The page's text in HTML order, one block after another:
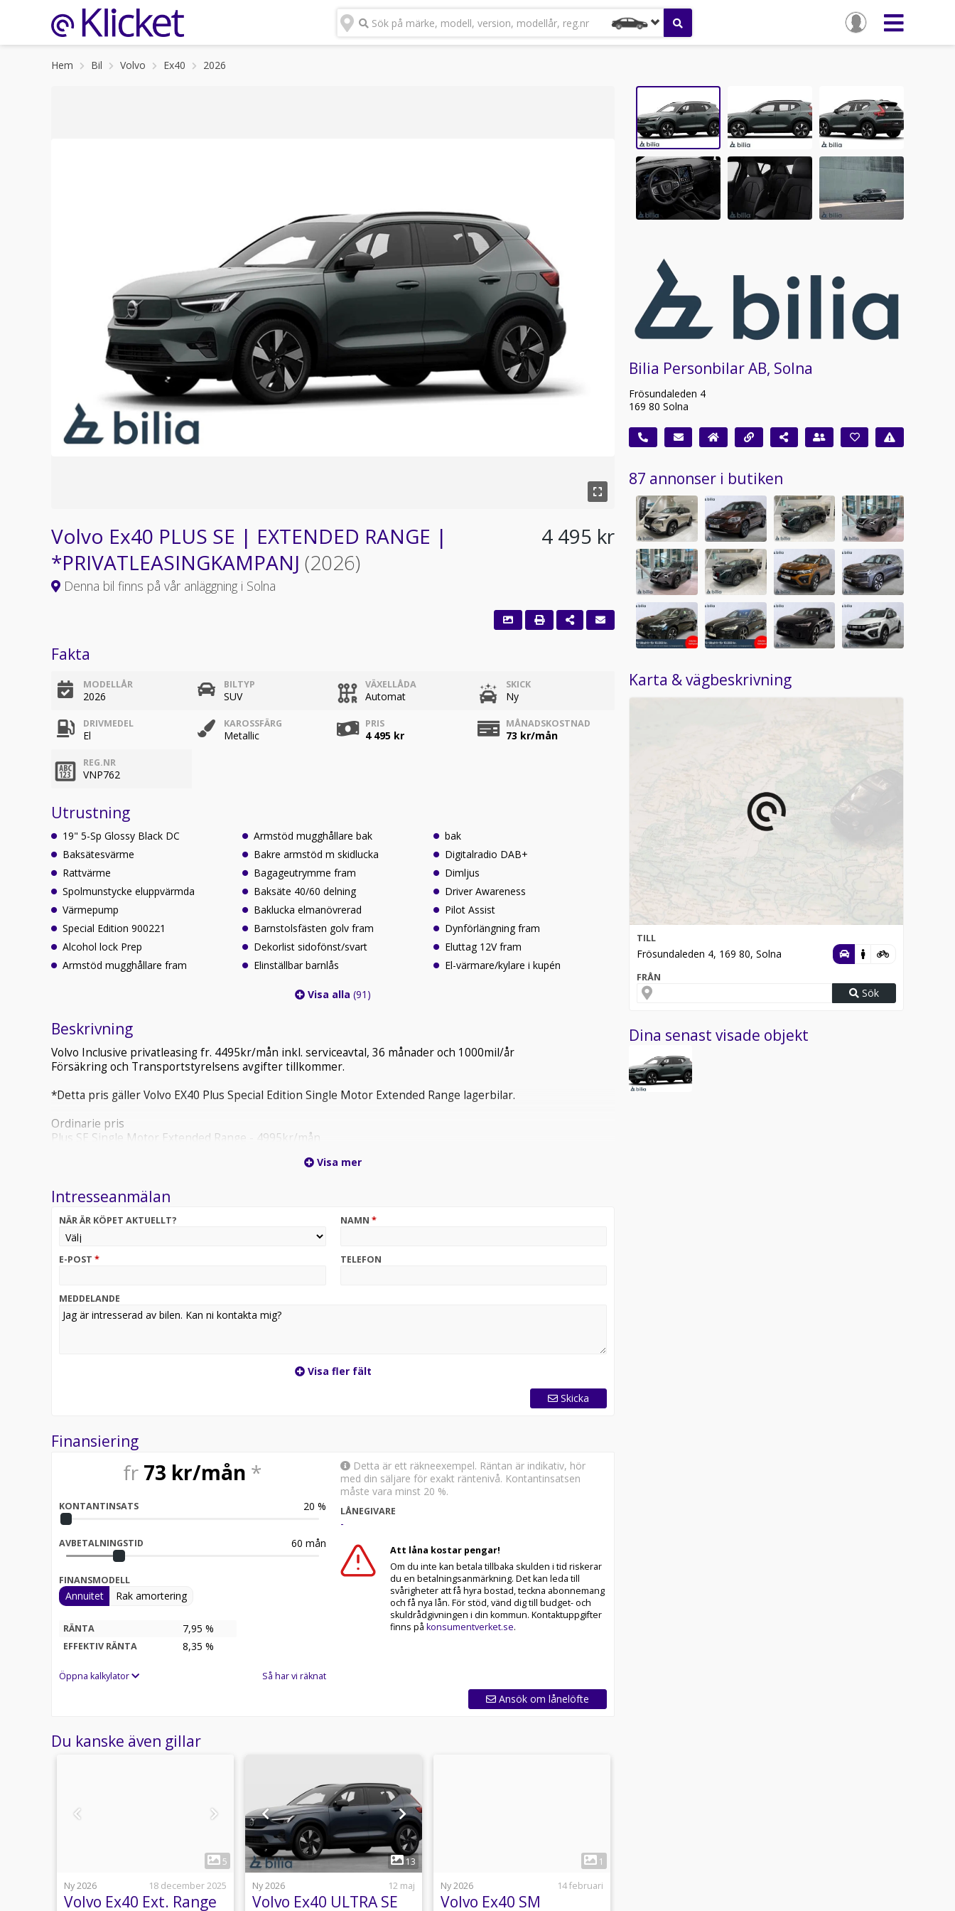
Sök på märke, modell, version, modellår, reg.nr
Hem Bil Volvo Ex40 2026
Volvo Ex40 PLUS SE | EXTENDED RANGE |
*PRIVATLEASINGKAMPANJ (2026)
Denna bil finns på vår anläggning i Solna
4 495 kr
Fakta
MODELLÅR
2026
BILTYP
SUV
VÄXELLÅDA
Automat
SKICK
Ny
DRIVMEDEL
El
KAROSSFÄRG
Metallic
PRIS
4 495 kr
MÅNADSKOSTNAD
73 kr/mån
REG.NR
VNP762
Utrustning
19" 5-Sp Glossy Black DC
Baksätesvärme
Rattvärme
Spolmunstycke eluppvärmda
Värmepump
Special Edition 900221
Alcohol lock Prep
Armstöd mugghållare fram
Armstöd mugghållare bak
Bakre armstöd m skidlucka
Bagageutrymme fram
Baksäte 40/60 delning
Baklucka elmanövrerad
Barnstolsfästen golv fram
Dekorlist sidofönst/svart
Elinställbar barnlås
bak
Digitalradio DAB+
Dimljus
Driver Awareness
Pilot Assist
Dynförlängning fram
Eluttag 12V fram
El-värmare/kylare i kupén
Visa alla(91)
Beskrivning
Volvo Inclusive privatleasing fr. 4495kr/mån inkl. serviceavtal, 36 månader och 1000mil/år
Försäkring och Transportstyrelsens avgifter tillkommer.
*Detta pris gäller Volvo EX40 Plus Special Edition Single Motor Extended Range lagerbilar.
Ordinarie pris
Plus SE Single Motor Extended Range - 4995kr/mån
Teknikpaket - 300kr/mån
Vinterhjul - 800kr/mån
1500 mil/år - 300kr/mån
Valfri färg för modellen ingår.
*OBS - Reservation för slutförsäljning.
Visa mer
Intresseanmälan
NÄR ÄR KÖPET AKTUELLT? NAMN *
E-POST * TELEFON
MEDDELANDE
Visa fler fält
Skicka
Finansiering
fr 73 kr/mån *
KONTANTINSATS 20 %
AVBETALNINGSTID 60 mån
FINANSMODELL
Annuitet Rak amortering
RÄNTA 7,95 %
EFFEKTIV RÄNTA 8,35 %
Öppna kalkylator Så har vi räknat
Detta är ett räkneexempel. Räntan är indikativ, hör
med din säljare för exakt räntenivå. Kontantinsatsen
måste vara minst 20 %.
LÅNEGIVARE
-
Att låna kostar pengar!
Om du inte kan betala tillbaka skulden i tid riskerar
du en betalningsanmärkning. Det kan leda till
svårigheter att få hyra bostad, teckna abonnemang
och få nya lån. För stöd, vänd dig till budget- och
skuldrådgivningen i din kommun. Kontaktuppgifter
finns på konsumentverket.se.
Ansök om lånelöfte
Du kanske även gillar
5
Ny 2026
18 december 2025
Volvo Ex40 Ext. Range
1
13
Ny 2026
12 maj
Volvo Ex40 ULTRA SE
1
Ny 2026
14 februari
Volvo Ex40 SM
Bilia Personbilar AB, Solna
Frösundaleden 4
169 80 Solna
87 annonser i butiken
Karta & vägbeskrivning
TILL
Frösundaleden 4, 169 80, Solna
FRÅN
Sök
Dina senast visade objekt